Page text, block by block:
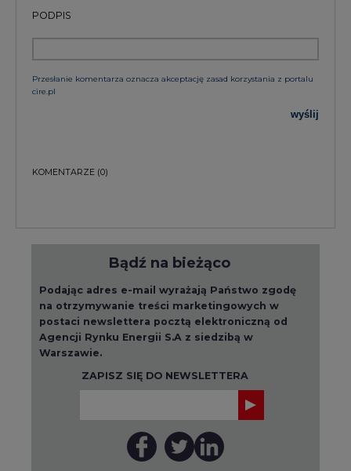
Przesłanie komentarza oznacza akceptację zasad korzystania z portalu
Podając adres e-mail wyrażają Państwo zgodę
na otrzymywanie treści marketingowych w
postaci newslettera pocztą elektroniczną od
Agencji Rynku Energii S.A z siedzibą w
Warszawie.
ZAPISZ SIĘ DO NEWSLETTERA
Więcej informacji dotyczących przetwarzania
przez nas Państwa danych osobowych, w tym
informacje o przysługujących Państwu
prawach, znajduje się w polityce prywatności.